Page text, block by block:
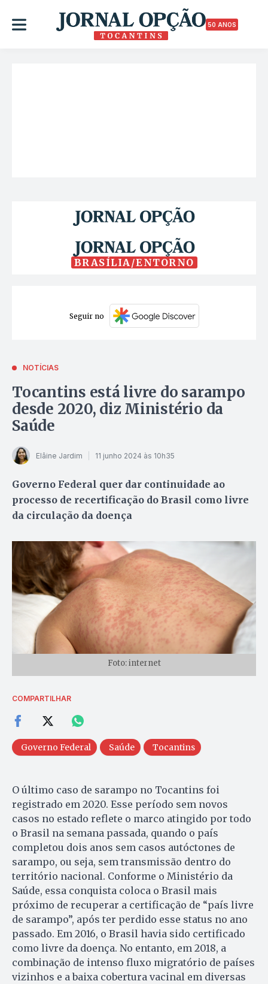
50 ANOS
BRASÍLIA/ENTORNO
Seguir no
NOTÍCIAS
Tocantins está livre do sarampo
desde 2020, diz Ministério da
Saúde
Elâine Jardim 11 junho 2024 às 10h35
Governo Federal quer dar continuidade ao
processo de recertificação do Brasil como livre
da circulação da doença
Foto: internet
COMPARTILHAR
Governo Federal Saúde Tocantins
O último caso de sarampo no Tocantins foi
registrado em 2020. Esse período sem novos
casos no estado reflete o marco atingido por todo
o Brasil na semana passada, quando o país
completou dois anos sem casos autóctones de
sarampo, ou seja, sem transmissão dentro do
território nacional. Conforme o Ministério da
Saúde, essa conquista coloca o Brasil mais
próximo de recuperar a certificação de “país livre
de sarampo”, após ter perdido esse status no ano
passado. Em 2016, o Brasil havia sido certificado
como livre da doença. No entanto, em 2018, a
combinação de intenso fluxo migratório de países
vizinhos e a baixa cobertura vacinal em diversas